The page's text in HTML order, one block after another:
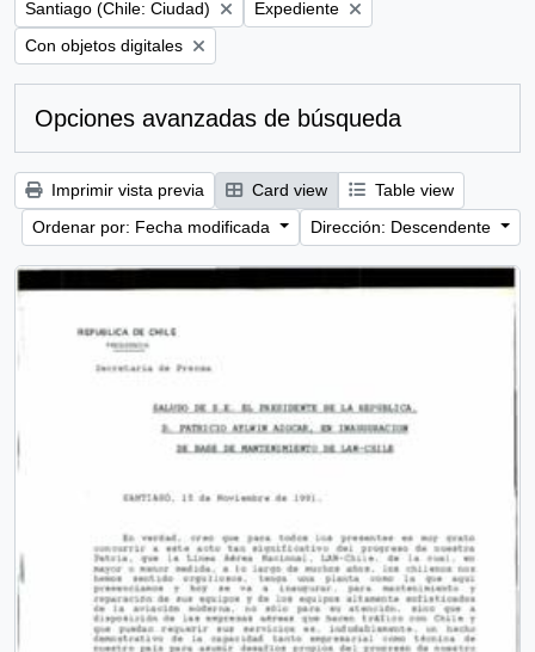
Remove filter:
Santiago (Chile: Ciudad) Remove filter:
Expediente
Remove filter:
Con objetos digitales
Opciones avanzadas de búsqueda
Imprimir vista previa Card view
Table view
Ordenar por: Fecha modificada
Dirección: Descendente